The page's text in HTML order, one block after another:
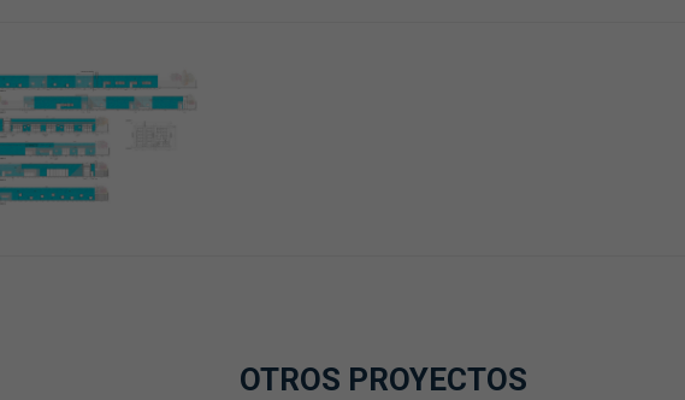
OTROS PROYECTOS